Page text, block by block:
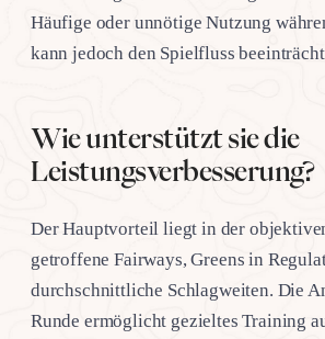
Häufige oder unnötige Nutzung
kann jedoch den Spielfluss
Wie unterstützt sie die
Leistungsverbesserung?
Der Hauptvorteil liegt in der
getroffene Fairways, Greens in
durchschnittliche Schlagweiten. Die
Runde ermöglicht gezieltes Training